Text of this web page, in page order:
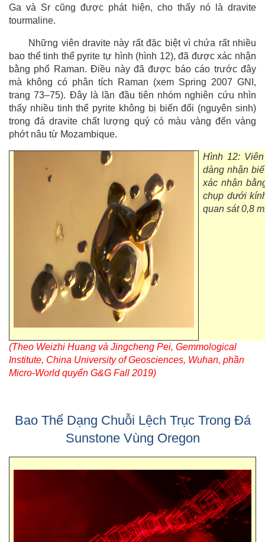
Ga và Sr cũng được phát hiện, cho thấy nó là dravite
tourmaline.
Những viên dravite này rất đặc biệt vì chứa rất nhiều
bao thể tinh thể pyrite tự hình (hình 12), đã được xác nhận
bằng phổ Raman. Điều này đã được báo cáo trước đây
mà không có phân tích Raman (xem Spring 2007 GNI,
trang 73–75). Đây là lần đầu tiên nhóm nghiên cứu nhìn
thấy nhiều tinh thể pyrite không bị biến đổi (nguyên sinh)
trong đá dravite chất lượng quý có màu vàng đến vàng
phớt nâu từ Mozambique.
Hình 12:
dàng nhận
xác nhận
chụp dưới
quan sát 0,8
(Theo Weizhi Huang và Jingcheng Pei, Gemmological
Institute, China University of Geosciences, Wuhan, phần
Micro-World quyển G&G Fall 2019)
Bao Thể Dạng Chuỗi Lệch Trục Trong Đá
Sunstone Vùng Oregon